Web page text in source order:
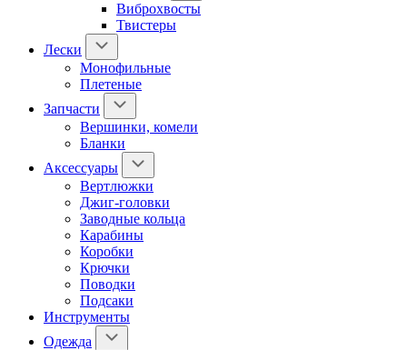
Виброхвосты
Твистеры
Лески
Монофильные
Плетеные
Запчасти
Вершинки, комели
Бланки
Аксессуары
Вертлюжки
Джиг-головки
Заводные кольца
Карабины
Коробки
Крючки
Поводки
Подсаки
Инструменты
Одежда